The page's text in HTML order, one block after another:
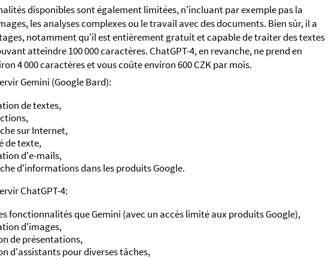
disponibles sont également limitées, n'incluant par exemple pas la
les analyses complexes ou le travail avec des documents. Bien sûr, il a
notamment qu'il est entièrement gratuit et capable de traiter des textes
atteindre 100 000 caractères. ChatGPT-4, en revanche, ne prend en
4 000 caractères et vous coûte environ 600 CZK par mois.
Gemini (Google Bard):
de textes,
sur Internet,
de texte,
d'e-mails,
d'informations dans les produits Google.
ChatGPT-4:
fonctionnalités que Gemini (avec un accès limité aux produits Google),
d'images,
de présentations,
d'assistants pour diverses tâches,